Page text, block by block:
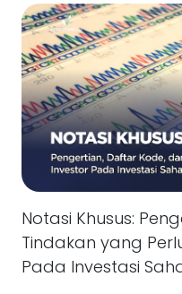
Notasi Khusus:
Tindakan yang
Pada Investasi